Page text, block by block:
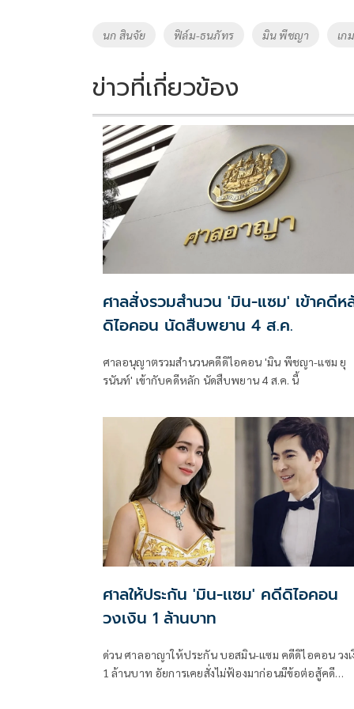
o
k
Li
k
Tags
นก สินจัย ฟิล์ม-ธนภัทร มิน พีชญา เก
ข่าวที่เกี่ยวข้อง
ศาลสั่งรวมสำนวน 'มิน-แซม' เข้าคดีห
ดิไอคอน นัดสืบพยาน 4 ส.ค.
ศาลอนุญาตรวมสำนวนคดีดิไอคอน 'มิน พีชญา-แซม ยุ
รนันท์' เข้ากับคดีหลัก นัดสืบพยาน 4 ส.ค. นี้
ศาลให้ประกัน 'มิน-เเซม' คดีดิไอคอน
วงเงิน 1 ล้านบาท
ด่วน ศาลอาญาให้ประกัน บอสมิน-เเซม คดีดิไอคอน วงเ
1 ล้านบาท อัยการเคยสั่งไม่ฟ้องมาก่อนมีข้อต่อสู้คดี